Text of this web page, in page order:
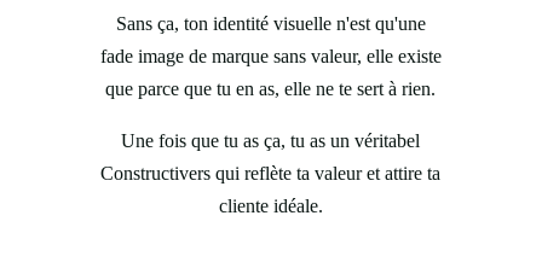
Sans ça, ton identité visuelle n'est qu'une
fade image de marque sans valeur, elle existe
que parce que tu en as, elle ne te sert à rien.
Une fois que tu as ça, tu as un véritabel
Constructivers qui reflète ta valeur et attire ta
cliente idéale.